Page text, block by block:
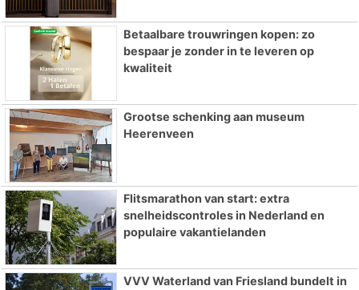
Betaalbare trouwringen kopen: zo
bespaar je zonder in te leveren op
kwaliteit
Grootse schenking aan museum
Heerenveen
Flitsmarathon van start: extra
snelheidscontroles in Nederland en
populaire vakantielanden
VVV Waterland van Friesland bundelt in